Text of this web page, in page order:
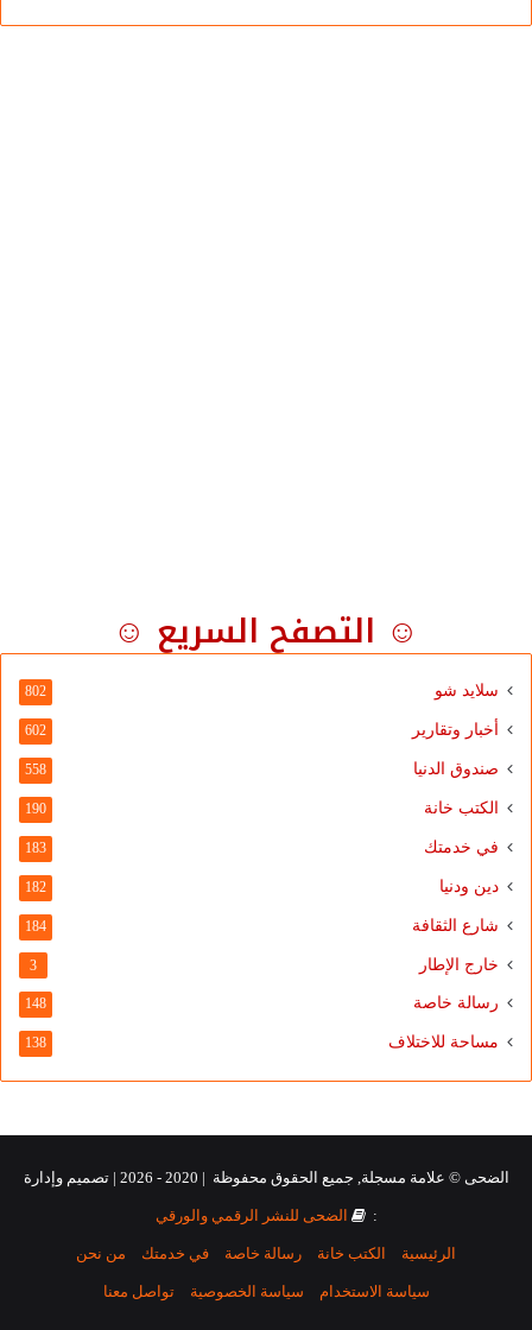
☺ التصفح السريع ☺
سلايد شو 802
أخبار وتقارير 602
صندوق الدنيا 558
الكتب خانة 190
في خدمتك 183
دين ودنيا 182
شارع الثقافة 184
خارج الإطار 3
رسالة خاصة 148
مساحة للاختلاف 138
الضحى © علامة مسجلة, جميع الحقوق محفوظة | 2020 - 2026 | تصميم وإدارة
: الضحى للنشر الرقمي والورقي
الرئيسية الكتب خانة رسالة خاصة في خدمتك من نحن
سياسة الاستخدام سياسة الخصوصية تواصل معنا